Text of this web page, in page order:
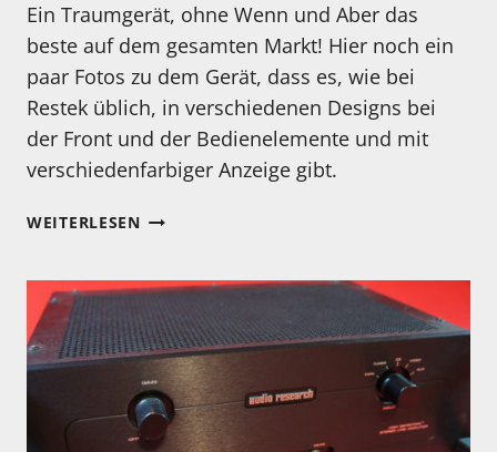
Ein Traumgerät, ohne Wenn und Aber das
beste auf dem gesamten Markt! Hier noch ein
paar Fotos zu dem Gerät, dass es, wie bei
Restek üblich, in verschiedenen Designs bei
der Front und der Bedienelemente und mit
verschiedenfarbiger Anzeige gibt.
WEITERLESENRESTEK
FOTOS